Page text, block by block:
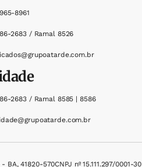
8961
2683 / Ramal 8526
2683 / Ramal 8585 | 8586
BA, 41820-570CNPJ nº 15.111.297/0001-30